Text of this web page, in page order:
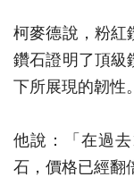
柯麥德說，粉紅
鑽石證明了頂級
下所展現的韌性。
他說：「在過
石，價格已經